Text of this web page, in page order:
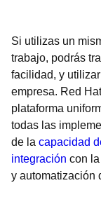
Si utilizas un
trabajo, podrás
facilidad, y
empresa. Red
plataforma
todas las
de la capacidad
integración con
y automatización